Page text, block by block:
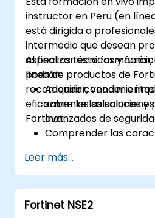
analizar registros y
para auditoría y
instructor en Peru (en
está dirigida a
intermedio que desean
aspectos técnicos y
línea de productos de
recomendar, vender e
eficazmente las
Fortinet.
Al finalizar esta
podrán:
Adquirir
sobre las soluciones y
avanzados de
Comprender las
implementación de
principal de Fortinet.
Configurar,
problemas de las
Leer más...
Fortinet NSE2